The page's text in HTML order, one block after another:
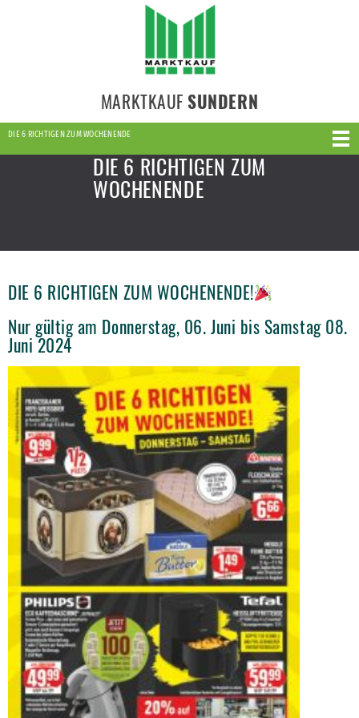
MARKTKAUF SUNDERN
DIE 6 RICHTIGEN ZUM WOCHENENDE
DIE 6 RICHTIGEN ZUM
WOCHENENDE
DIE 6 RICHTIGEN ZUM WOCHENENDE!
Nur gültig am Donnerstag, 06. Juni bis Samstag 08.
Juni 2024